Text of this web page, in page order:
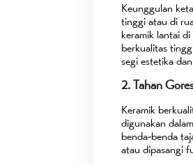
Keunggulan
tinggi atau di
keramik lantai
berkualitas
segi estetika
2. Tahan
Keramik
digunakan
benda-benda
atau dipasangi